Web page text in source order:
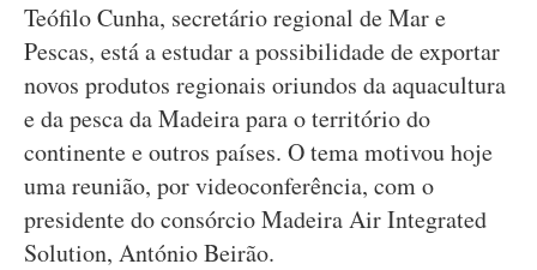
Teófilo Cunha, secretário regional de Mar e
Pescas, está a estudar a possibilidade de exportar
novos produtos regionais oriundos da aquacultura
e da pesca da Madeira para o território do
continente e outros países. O tema motivou hoje
uma reunião, por videoconferência, com o
presidente do consórcio Madeira Air Integrated
Solution, António Beirão.